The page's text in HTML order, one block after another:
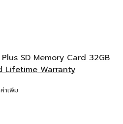
SD Memory Card 32GB
Lifetime Warranty
าเพิ่ม